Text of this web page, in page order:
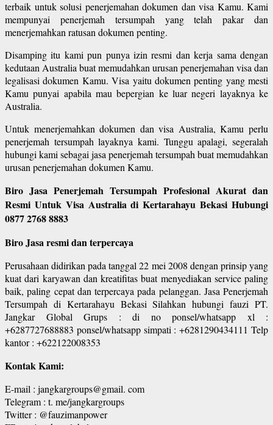
terbaik untuk solusi penerjemahan dokumen dan visa Kamu. Kami
mempunyai penerjemah tersumpah yang telah pakar dan
menerjemahkan ratusan dokumen penting.
Disamping itu kami pun punya izin resmi dan kerja sama dengan
kedutaan Australia buat memudahkan urusan penerjemahan visa dan
legalisasi dokumen Kamu. Visa yaitu dokumen penting yang mesti
Kamu punyai apabila mau bepergian ke luar negeri layaknya ke
Australia.
Untuk menerjemahkan dokumen dan visa Australia, Kamu perlu
penerjemah tersumpah layaknya kami. Tunggu apalagi, segeralah
hubungi kami sebagai jasa penerjemah tersumpah buat memudahkan
urusan penerjemahan dokumen Kamu.
Biro Jasa Penerjemah Tersumpah Profesional Akurat dan
Resmi Untuk Visa Australia di Kertarahayu Bekasi Hubungi
0877 2768 8883
Biro Jasa resmi dan terpercaya
Perusahaan didirikan pada tanggal 22 mei 2008 dengan prinsip yang
kuat dari karyawan dan kreatifitas buat menyediakan service paling
baik, paling cepat dan terpercaya pada pelanggan. Jasa Penerjemah
Tersumpah di Kertarahayu Bekasi Silahkan hubungi fauzi PT.
Jangkar Global Grups : di no ponsel/whatsapp xl :
+6287727688883 ponsel/whatsapp simpati : +6281290434111 Telp
kantor : +622122008353
Kontak Kami:
E-mail : jangkargroups@gmail. com
Telegram : t. me/jangkargroups
Twitter : @fauzimanpower